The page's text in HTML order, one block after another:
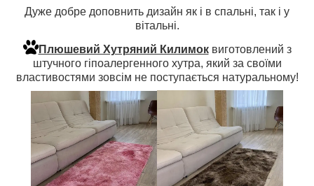
Дуже добре доповнить дизайн як і в спальні, так і у
вітальні.
Плюшевий Хутряний Килимоквиготовлений з
штучного гіпоалергенного хутра, який за своїми
властивостями зовсім не поступається натуральному!